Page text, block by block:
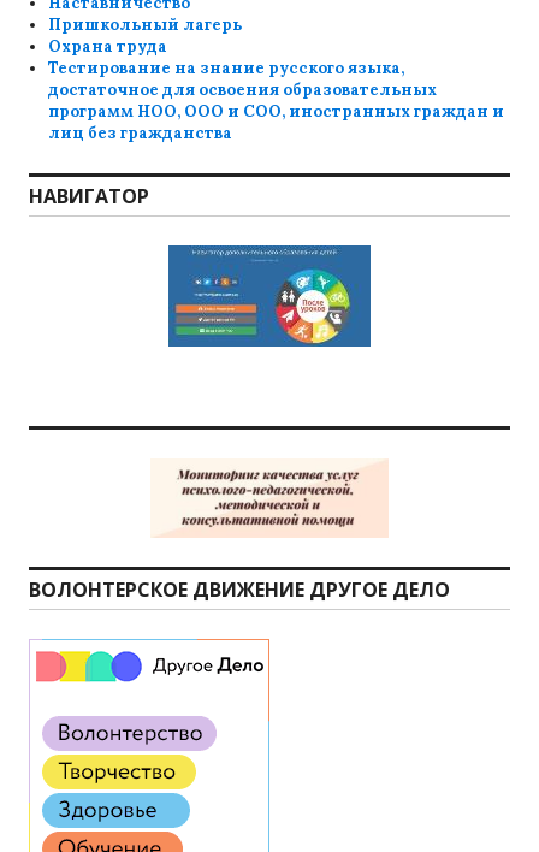
Пришкольный лагерь
Охрана труда
Тестирование на знание русского языка,
достаточное для освоения образовательных
программ НОО, ООО и СОО, иностранных граждан и
лиц без гражданства
НАВИГАТОР
ВОЛОНТЕРСКОЕ ДВИЖЕНИЕ ДРУГОЕ ДЕЛО